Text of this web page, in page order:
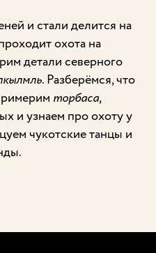
и стали делится на
охота на
детали северного
. Разберёмся, что
торбаса,
и узнаем про охоту у
чукотские танцы и